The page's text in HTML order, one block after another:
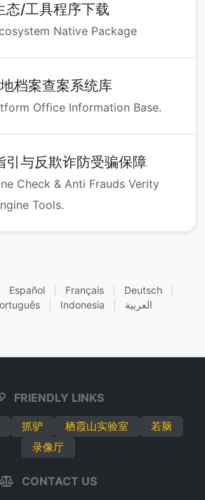
态/工具程序下载
Native Package
档案查案系统库
Office Information Base.
引与反欺诈防受骗保障
Check & Anti Frauds Verity
Tools.
Español Français Deutsch
Indonesia العربية
FRIENDLY LINKS
抓驴 栖霞山实验室
若脑
录像厅
CONTACT US